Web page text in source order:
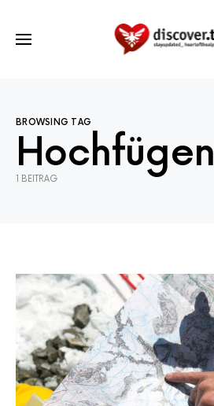
BROWSING TAG
Hochfügen
1 BEITRAG